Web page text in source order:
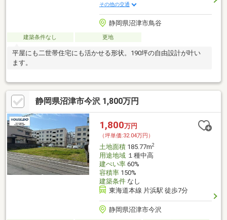
その他の交通
静岡県沼津市鳥谷
建築条件なし 更地
平屋にも二世帯住宅にも活かせる形状。190坪の自由設計が叶い
ます。
静岡県沼津市今沢 1,800万円
1,800万円
（坪単価:32.04万円）
土地面積185.77m2
用途地域１種中高
建ぺい率60%
容積率150%
建築条件なし
東海道本線 片浜駅 徒歩7分
静岡県沼津市今沢